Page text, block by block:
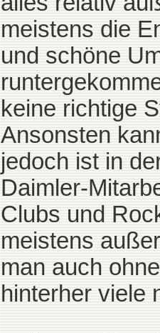
meistens die
und schöne
keine richtige
Ansonsten
jedoch ist in
Daimler-
Clubs und
meistens
man auch
hinterher viele